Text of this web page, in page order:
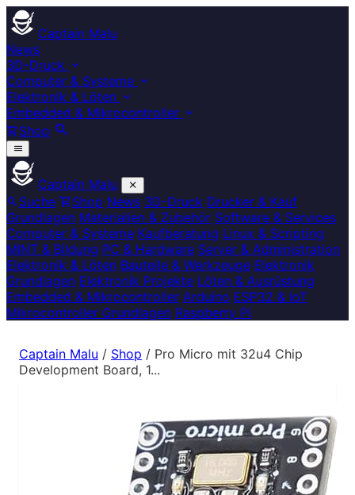
Captain Malu
News
3D-Druck
Computer & Systeme
Elektronik & Löten
Embedded & Mikrocontroller
Shop
Captain Malu
Suche
Shop News 3D-Druck Drucker & Kauf
Grundlagen Materialien & Zubehör Software & Services
Computer & Systeme Kaufberatung Linux & Scripting
MINT & Bildung PC & Hardware Server & Administration
Elektronik & Löten Bauteile & Werkzeuge Elektronik
Grundlagen Elektronik Projekte Löten & Ausrüstung
Embedded & Mikrocontroller Arduino ESP32 & IoT
Mikrocontroller Grundlagen Raspberry Pi
Captain Malu / Shop / Pro Micro mit 32u4 Chip
Development Board, 1...